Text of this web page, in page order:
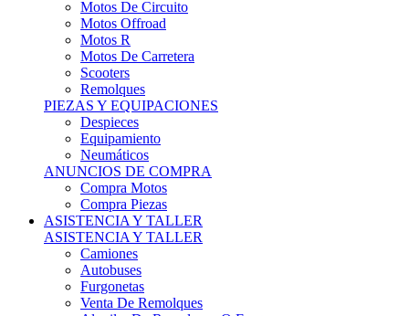
Motos R
Motos De Carretera
Scooters
Remolques
PIEZAS Y EQUIPACIONES
Despieces
Equipamiento
Neumáticos
ANUNCIOS DE COMPRA
Compra Motos
Compra Piezas
ASISTENCIA Y TALLER
ASISTENCIA Y TALLER
Camiones
Autobuses
Furgonetas
Venta De Remolques
Alquiler De Remolques O Furgones
Carpas